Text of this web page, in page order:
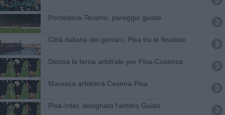
​Pontedera-Teramo, pareggio giusto
Città italiana dei giovani, Pisa tra le finaliste
Decisa la terna arbitrale per Pisa-Cosenza
Maresca arbitrerà Cesena-Pisa
Pisa-Inter, designato l’arbitro Guida